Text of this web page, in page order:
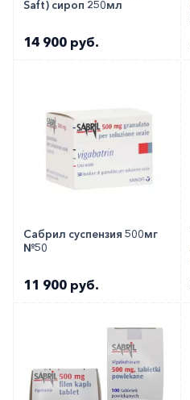
Saft) сироп 250мл
14 900 руб.
Сабрил суспензия 500мг
№50
11 900 руб.